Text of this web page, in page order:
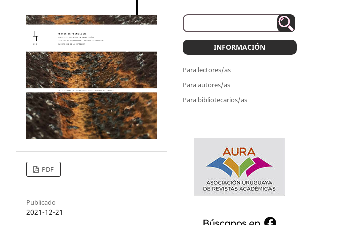
PDF
Publicado
2021-12-21
INFORMACIÓN
Para lectores/as
Para autores/as
Para bibliotecarios/as